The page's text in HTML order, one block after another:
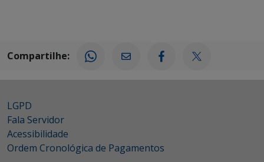
Compartilhe:
LGPD
Fala Servidor
Acessibilidade
Ordem Cronológica de Pagamentos